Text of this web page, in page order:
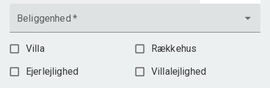
Beliggenhed *
Villa
Rækkehus
Ejerlejlighed
Villalejlighed